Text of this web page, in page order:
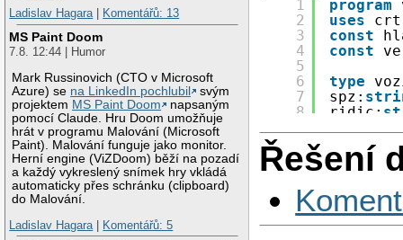
Ladislav Hagara| Komentářů: 13
MS Paint Doom
7.8. 12:44 | Humor
Mark Russinovich (CTO v Microsoft
Azure) se na LinkedIn pochlubil
svým
projektem MS Paint Doom
napsaným
pomocí Claude. Hru Doom umožňuje
hrát v programu Malování (Microsoft
Paint). Malování funguje jako monitor.
Herní engine (ViZDoom) běží na pozadí
a každý vykreslený snímek hry vkládá
automaticky přes schránku (clipboard)
do Malování.
Ladislav Hagara| Komentářů: 5
1
2
3
4
5
6
7
8
11
12
13
14
15
program
uses
const
const
type
spz:
ridic:
var
f,g:file
Řešení